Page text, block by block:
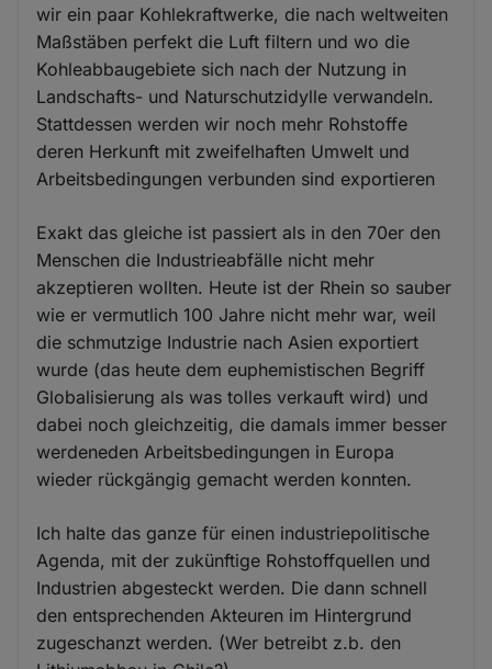
wir ein paar Kohlekraftwerke, die nach weltweiten
Maßstäben perfekt die Luft filtern und wo die
Kohleabbaugebiete sich nach der Nutzung in
Landschafts- und Naturschutzidylle verwandeln.
Stattdessen werden wir noch mehr Rohstoffe
deren Herkunft mit zweifelhaften Umwelt und
Arbeitsbedingungen verbunden sind exportieren
Exakt das gleiche ist passiert als in den 70er den
Menschen die Industrieabfälle nicht mehr
akzeptieren wollten. Heute ist der Rhein so sauber
wie er vermutlich 100 Jahre nicht mehr war, weil
die schmutzige Industrie nach Asien exportiert
wurde (das heute dem euphemistischen Begriff
Globalisierung als was tolles verkauft wird) und
dabei noch gleichzeitig, die damals immer besser
werdeneden Arbeitsbedingungen in Europa
wieder rückgängig gemacht werden konnten.
Ich halte das ganze für einen industriepolitische
Agenda, mit der zukünftige Rohstoffquellen und
Industrien abgesteckt werden. Die dann schnell
den entsprechenden Akteuren im Hintergrund
zugeschanzt werden. (Wer betreibt z.b. den